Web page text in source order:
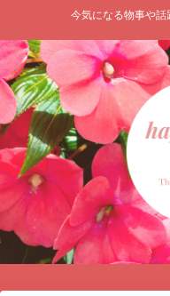
今気になる物事や話